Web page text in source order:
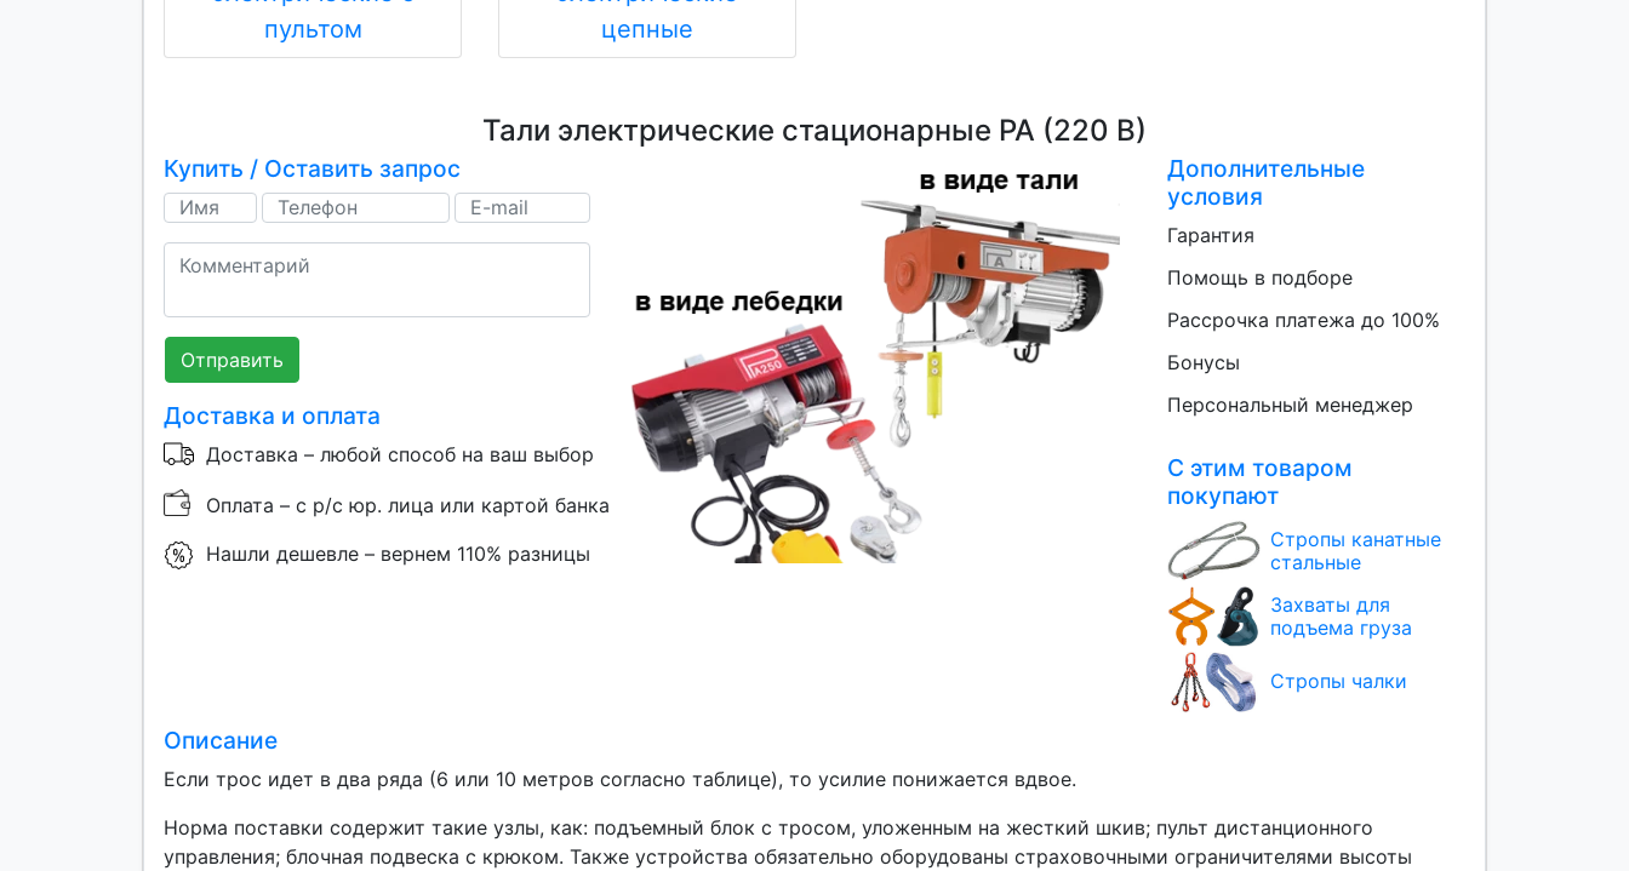
пультом
цепные
Тали электрические стационарные РА (220 В)
Купить / Оставить запрос
Отправить
Доставка и оплата
Доставка – любой способ на ваш выбор
Оплата – с р/с юр. лица или картой банка
Нашли дешевле – вернем 110% разницы
Дополнительные
условия
Гарантия
Помощь в подборе
Рассрочка платежа до 100%
Бонусы
Персональный менеджер
С этим товаром
покупают
Стропы канатные
стальные
Захваты для
подъема груза
Стропы чалки
Описание
Если трос идет в два ряда (6 или 10 метров согласно таблице), то усилие понижается вдвое.
Норма поставки содержит такие узлы, как: подъемный блок с тросом, уложенным на жесткий шкив; пульт дистанционного
управления; блочная подвеска с крюком. Также устройства обязательно оборудованы страховочными ограничителями высоты